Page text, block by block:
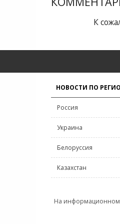
К
НОВОСТИ ПО
Россия
Украина
Белоруссия
Казахстан
На информационном